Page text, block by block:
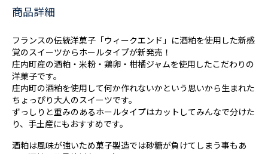
商品詳細
フランスの伝統洋菓子「ウィークエンド」に酒粕を使用した新感
覚のスイーツからホールタイプが新発売！
庄内町産の酒粕・米粉・鶏卵・柑橘ジャムを使用したこだわりの
洋菓子です。
庄内町の酒粕を使用して何か作れないかという思いから生まれた
ちょっぴり大人のスイーツです。
ずっしりと重みのあるホールタイプはカットしてみんなで分けた
り、手土産にもおすすめです。
酒粕は風味が強いため菓子製造では砂糖が負けてしまう事もあ